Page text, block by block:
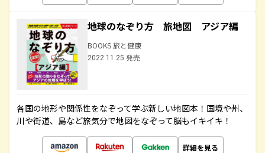
地球のなぞり方 旅地図 アジア編
BOOKS 旅と健康
2022.11.25 発売
各国の地形や関係性をなぞって学ぶ新しい地図本！国境や州、
川や街道、島など旅気分で地図をなぞって脳もイキイキ！
詳細を見る